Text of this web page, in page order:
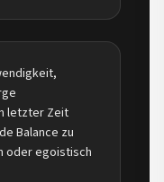
letzter Zeit
Balance zu
oder egoistisch